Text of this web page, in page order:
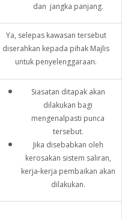
dan jangka panjang.
Ya, selepas kawasan tersebut
diserahkan kepada pihak Majlis
untuk penyelenggaraan.
Siasatan ditapak akan
dilakukan bagi
mengenalpasti punca
tersebut.
Jika disebabkan oleh
kerosakan sistem saliran,
kerja-kerja pembaikan akan
dilakukan.